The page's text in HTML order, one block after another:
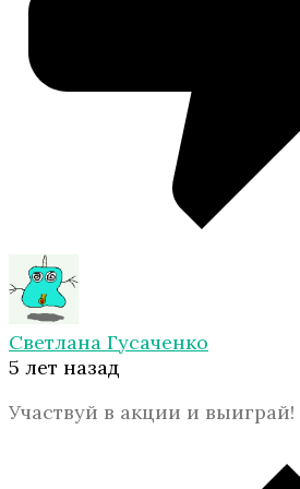
Светлана Гусаченко
5 лет назад
Участвуй в акции и выиграй!